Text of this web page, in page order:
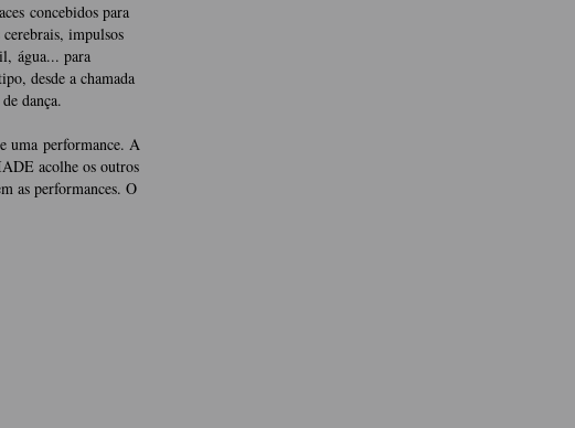
concebidos para
impulsos
água... para
desde a chamada
dança.
uma performance. A
acolhe os outros
as performances. O